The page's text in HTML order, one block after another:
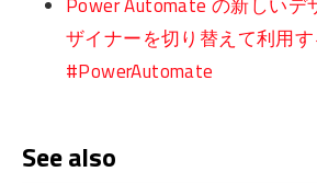
ザイナーを切り替えて利用
#PowerAutomate
See also